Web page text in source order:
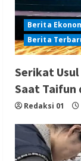
Berita
Berita
Serikat
Saat Taifun
Redaksi 01